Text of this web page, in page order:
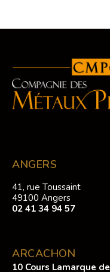
ANGERS
41, rue Toussaint
49100 Angers
02 41 34 94 57
ARCACHON
10 Cours Lamarque de